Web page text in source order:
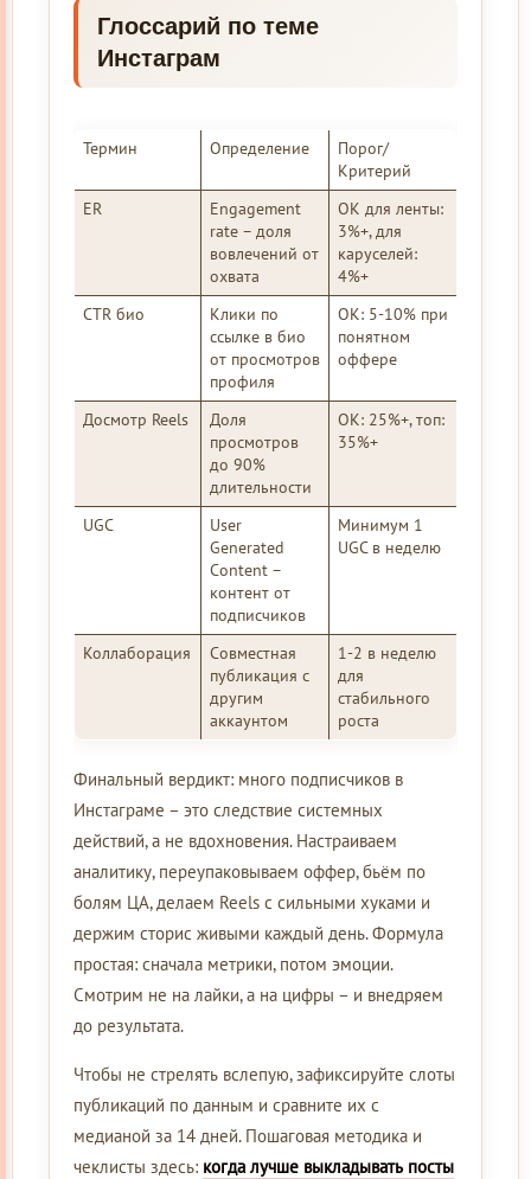
Глоссарий по теме
Инстаграм
Термин Определение
Порог/
Критерий
ER
Engagement
rate – доля
вовлечений от
охвата
ОК для ленты:
3%+, для
каруселей:
4%+
CTR био
Клики по
ссылке в био
от просмотров
профиля
ОК: 5-10% при
понятном
оффере
Досмотр Reels
Доля
просмотров
до 90%
длительности
ОК: 25%+, топ:
35%+
UGC
User
Generated
Content –
контент от
подписчиков
Минимум 1
UGC в неделю
Коллаборация
Совместная
публикация с
другим
аккаунтом
1-2 в неделю
для
стабильного
роста
Финальный вердикт: много подписчиков в
Инстаграме – это следствие системных
действий, а не вдохновения. Настраиваем
аналитику, переупаковываем оффер, бьём по
болям ЦА, делаем Reels с сильными хуками и
держим сторис живыми каждый день. Формула
простая: сначала метрики, потом эмоции.
Смотрим не на лайки, а на цифры – и внедряем
до результата.
Чтобы не стрелять вслепую, зафиксируйте слоты
публикаций по данным и сравните их с
медианой за 14 дней. Пошаговая методика и
чеклисты здесь: когда лучше выкладывать посты